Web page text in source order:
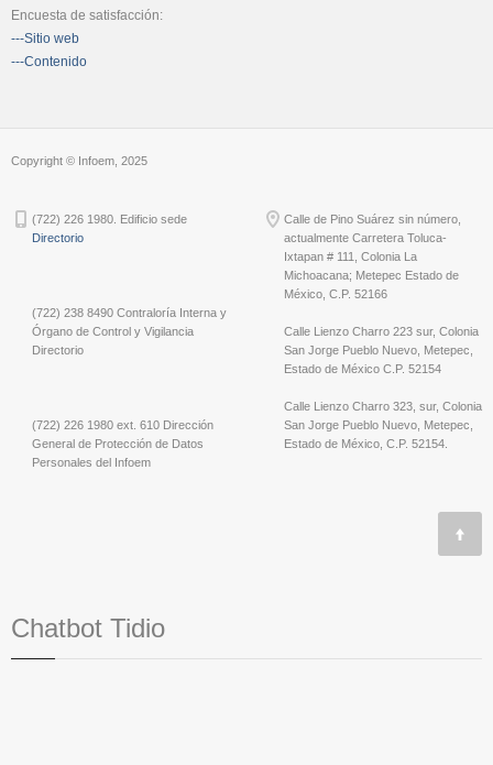
Encuesta de satisfacción:
---Sitio web
---Contenido
Copyright © Infoem, 2025
(722) 226 1980. Edificio sede
Directorio
(722) 238 8490 Contraloría Interna y
Órgano de Control y Vigilancia
Directorio
(722) 226 1980 ext. 610 Dirección
General de Protección de Datos
Personales del Infoem
Calle de Pino Suárez sin número,
actualmente Carretera Toluca-
Ixtapan # 111, Colonia La
Michoacana; Metepec Estado de
México, C.P. 52166
Calle Lienzo Charro 223 sur, Colonia
San Jorge Pueblo Nuevo, Metepec,
Estado de México C.P. 52154
Calle Lienzo Charro 323, sur, Colonia
San Jorge Pueblo Nuevo, Metepec,
Estado de México, C.P. 52154.
Chatbot Tidio